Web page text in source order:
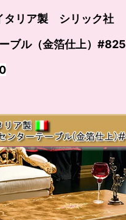
タリア製 シリック社
ブル（金箔仕上）#825